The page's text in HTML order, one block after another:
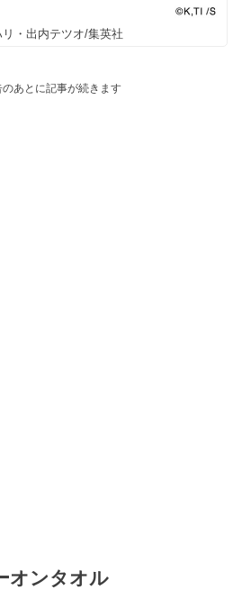
・出内テツオ/集英社
のあとに記事が続きます
オンタオル